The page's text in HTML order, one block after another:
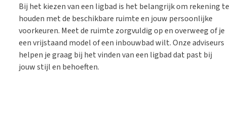
Bij het kiezen van een ligbad is het belangrijk om rekening te
houden met de beschikbare ruimte en jouw persoonlijke
voorkeuren. Meet de ruimte zorgvuldig op en overweeg of je
een vrijstaand model of een inbouwbad wilt. Onze adviseurs
helpen je graag bij het vinden van een ligbad dat past bij
jouw stijl en behoeften.